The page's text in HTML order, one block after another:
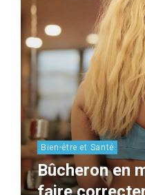
Bien-être et Santé
Bûcheron en